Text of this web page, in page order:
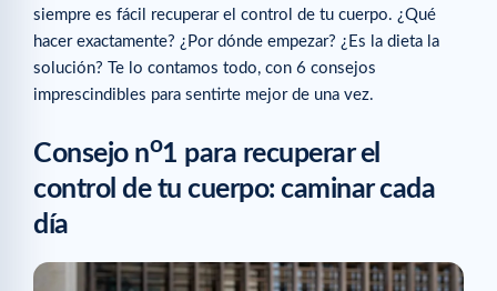
siempre es fácil recuperar el control de tu cuerpo. ¿Qué
hacer exactamente? ¿Por dónde empezar? ¿Es la dieta la
solución? Te lo contamos todo, con 6 consejos
imprescindibles para sentirte mejor de una vez.
Consejo no1 para recuperar el
control de tu cuerpo: caminar cada
día